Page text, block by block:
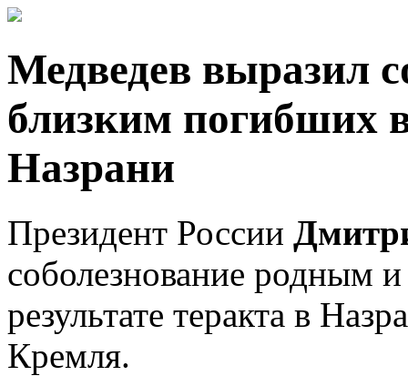
Медведев выразил
близким погибших
Назрани
Президент России
соболезнование родным
результате теракта в
Кремля.